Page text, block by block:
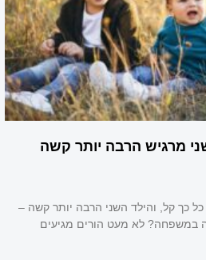
מרגיש הרבה יותר קשה
כל כך קל, והילד השני הרבה יותר קשה –
לא מעט הורים מגיעים